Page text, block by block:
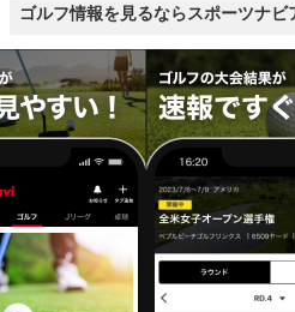
ゴルフ情報を見るならスポーツナビ